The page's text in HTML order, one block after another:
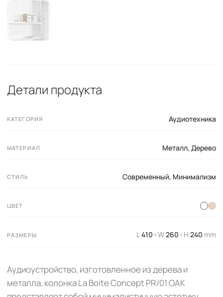
Детали продукта
КАТЕГОРИЯ Аудиотехника
МАТЕРИАЛ Металл, Дерево
СТИЛЬ Современный, Минимализм
ЦВЕТ
РАЗМЕРЫ L410 ×W260 ×H 240 mm
Аудиоустройство, изготовленное из дерева и
металла, колонка La Boite Concept PR/01 OAK